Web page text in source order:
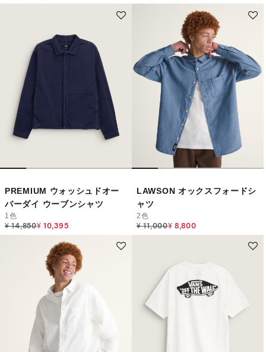
PREMIUM ウォッシュドオー
バーダイ ウーブンシャツ
1色
Price reduced from
¥ 14,850to
¥ 10,395
LAWSON オックスフォードシ
ャツ
2色
Price reduced from
¥ 11,000to
¥ 8,800